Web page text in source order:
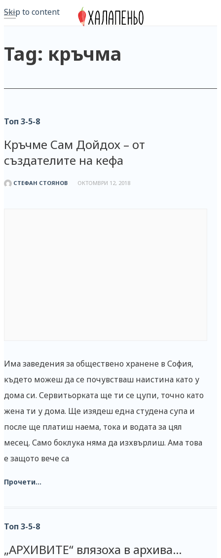
Skip to content
Tag: кръчма
Топ 3-5-8
Кръчме Сам Дойдох – от
създателите на кефа
СТЕФАН СТОЯНОВ ОКТОМВРИ 12, 2018
Има заведения за обществено хранене в София,
където можеш да се почувстваш наистина като у
дома си. Сервитьорката ще ти се цупи, точно като
жена ти у дома. Ще изядеш една студена супа и
после ще платиш наема, тока и водата за цял
месец. Само боклука няма да изхвърлиш. Ама това
е защото вече са
Прочети...
Топ 3-5-8
„АРХИВИТЕ“ влязоха в архива…